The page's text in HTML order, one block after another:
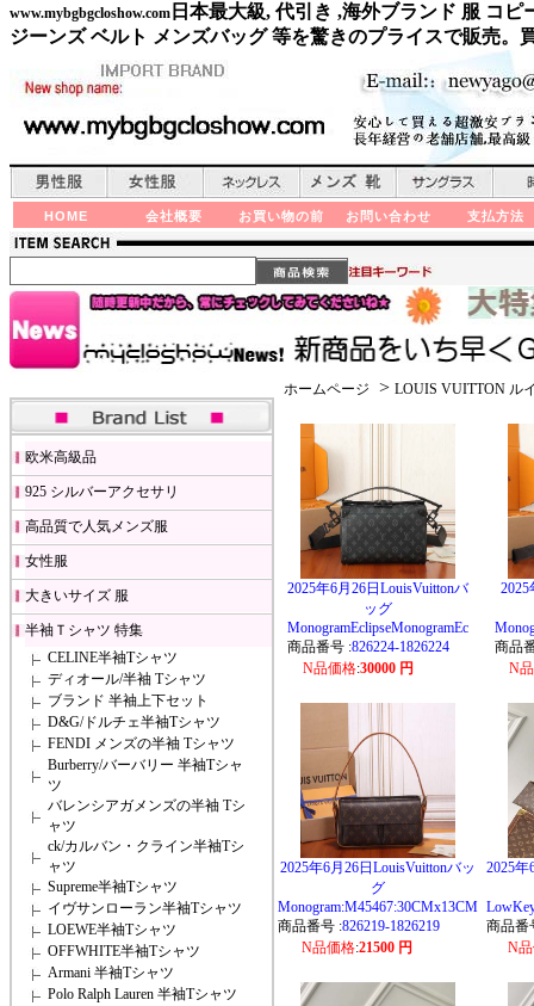
www.mybgbgcloshow.com 日本最大級, 代引き ,海外ブランド 服 コ
ジーンズ ベルト メンズバッグ 等を驚きのプライスで販売。
HOME 会社概要 お買い物の前 お問い合わせ 支払方法
欧米高級品
925 シルバーアクセサリ
高品質で人気メンズ服
女性服
大きいサイズ 服
半袖Ｔシャツ 特集
CELINE半袖Tシャツ
ディオール/半袖 Tシャツ
ブランド 半袖上下セット
D&G/ドルチェ半袖Tシャツ
FENDI メンズの半袖 Tシャツ
Burberry/バーバリー 半袖Tシャ
ツ
バレンシアガメンズの半袖 Tシ
ャツ
ck/カルバン・クライン半袖Tシ
ャツ
Supreme半袖Tシャツ
イヴサンローラン半袖Tシャツ
LOEWE半袖Tシャツ
OFFWHITE半袖Tシャツ
Armani 半袖Tシャツ
Polo Ralph Lauren 半袖Tシャツ
ホームページ > LOUIS VUITTON ル
2025年6月26日LouisVuittonバ
ッグ
MonogramEclipseMonogramEc
商品番号 :826224-1826224
N品価格:30000 円
商品
N
2025年6月26日LouisVuittonバッ
グ
Monogram:M45467:30CMx13CM
商品番号 :826219-1826219
N品価格:21500 円
2025年
商品番
N